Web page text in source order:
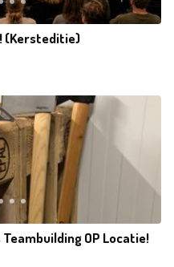
(Kersteditie)
OP Locatie!